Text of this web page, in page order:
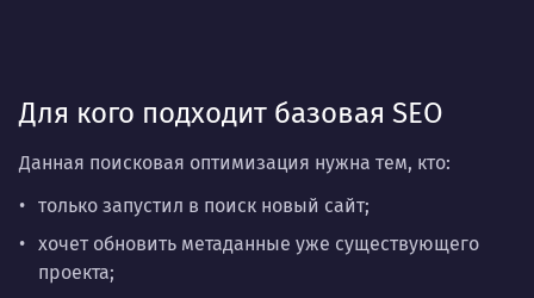
Для кого подходит базовая SEO
Данная поисковая оптимизация нужна тем, кто:
только запустил в поиск новый сайт;
хочет обновить метаданные уже существующего
проекта;